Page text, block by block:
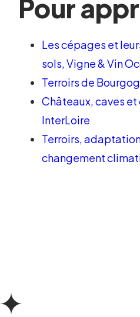
Pour
Les cépages et
sols, Vigne & Vin
Terroirs de
Châteaux, caves
InterLoire
Terroirs,
changement